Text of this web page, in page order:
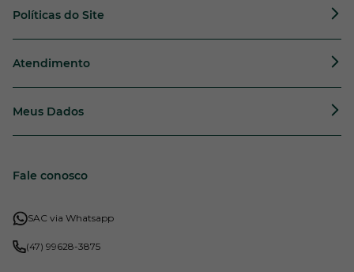
Políticas do Site
Atendimento
Meus Dados
Fale conosco
SAC via Whatsapp
(47) 99628-3875